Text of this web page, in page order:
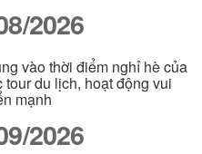
2026
vào thời điểm nghỉ hè của
du lịch, hoạt động vui
mạnh
2026